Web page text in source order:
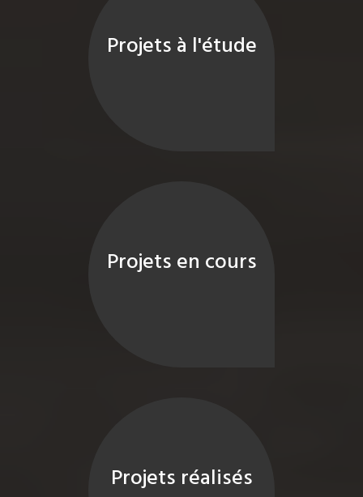
Projets à l'étude
Projets en cours
Projets réalisés